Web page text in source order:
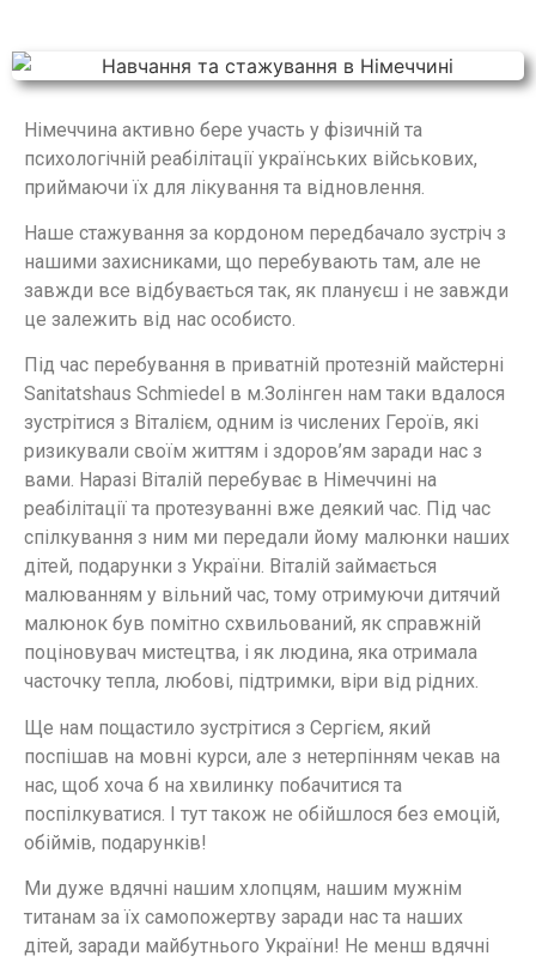
Німеччина активно бере участь у фізичній та
психологічній реабілітації українських військових,
приймаючи їх для лікування та відновлення.
Наше стажування за кордоном передбачало зустріч з
нашими захисниками, що перебувають там, але не
завжди все відбувається так, як плануєш і не завжди
це залежить від нас особисто.
Під час перебування в приватній протезній майстерні
Sanitatshaus Schmiedel в м.Золінген нам таки вдалося
зустрітися з Віталієм, одним із числених Героїв, які
ризикували своїм життям і здоров’ям заради нас з
вами. Наразі Віталій перебуває в Німеччині на
реабілітації та протезуванні вже деякий час. Під час
спілкування з ним ми передали йому малюнки наших
дітей, подарунки з України. Віталій займається
малюванням у вільний час, тому отримуючи дитячий
малюнок був помітно схвильований, як справжній
поціновувач мистецтва, і як людина, яка отримала
часточку тепла, любові, підтримки, віри від рідних.
Ще нам пощастило зустрітися з Сергієм, який
поспішав на мовні курси, але з нетерпінням чекав на
нас, щоб хоча б на хвилинку побачитися та
поспілкуватися. І тут також не обійшлося без емоцій,
обіймів, подарунків!
Ми дуже вдячні нашим хлопцям, нашим мужнім
титанам за їх самопожертву заради нас та наших
дітей, заради майбутнього України! Не менш вдячні